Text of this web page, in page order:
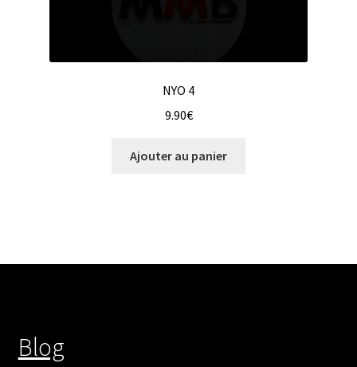
NYO 4
9.90€
Ajouter au panier
Blog